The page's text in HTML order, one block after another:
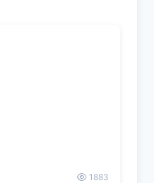
1883